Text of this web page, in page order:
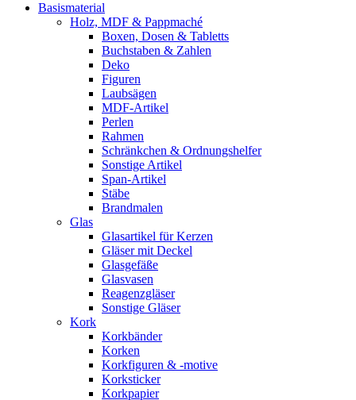
Basismaterial
Holz, MDF & Pappmaché
Boxen, Dosen & Tabletts
Buchstaben & Zahlen
Deko
Figuren
Laubsägen
MDF-Artikel
Perlen
Rahmen
Schränkchen & Ordnungshelfer
Sonstige Artikel
Span-Artikel
Stäbe
Brandmalen
Glas
Glasartikel für Kerzen
Gläser mit Deckel
Glasgefäße
Glasvasen
Reagenzgläser
Sonstige Gläser
Kork
Korkbänder
Korken
Korkfiguren & -motive
Korksticker
Korkpapier